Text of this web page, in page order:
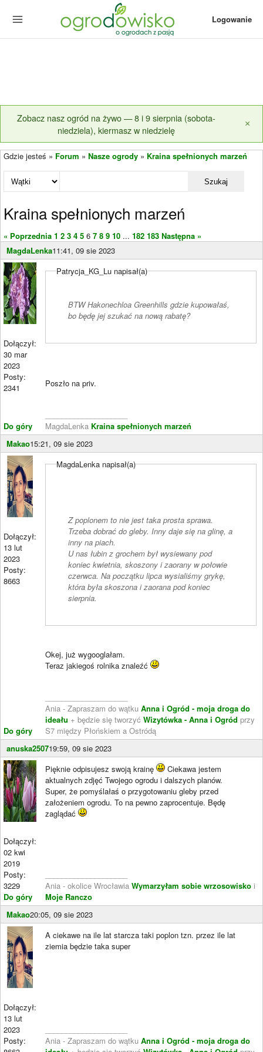
Logowanie
Zobacz nasz ogród na żywo — 8 i 9 sierpnia (sobota-
niedziela), kiermasz w niedzielę
×
Gdzie jesteś » Forum » Nasze ogrody » Kraina spełnionych marzeń
Szukaj
Kraina spełnionych marzeń
« Poprzednia 1 2 3 4 5 6 7 8 9 10 ... 182 183 Następna »
MagdaLenka11:41, 09 sie 2023
Dołączył:
30 mar
2023
Posty:
2341
Do góry
Patrycja_KG_Lu napisał(a)
BTW Hakonechloa Greenhills gdzie kupowałaś,
bo będę jej szukać na nową rabatę?
Poszło na priv.
MagdaLenka Kraina spełnionych marzeń
Makao15:21, 09 sie 2023
Dołączył:
13 lut
2023
Posty:
8663
Do góry
MagdaLenka napisał(a)
Z poplonem to nie jest taka prosta sprawa.
Trzeba dobrać do gleby. Inny daje się na glinę, a
inny na piach.
U nas łubin z grochem był wysiewany pod
koniec kwietnia, skoszony i zaorany w połowie
czerwca. Na początku lipca wysialiśmy grykę,
która była skoszona i zaorana pod koniec
sierpnia.
Okej, już wygooglałam.
Teraz jakiegoś rolnika znaleźć
Ania - Zapraszam do wątku Anna i Ogród - moja droga do
ideału + będzie się tworzyć Wizytówka - Anna i Ogród przy
S7 między Płońskiem a Ostródą
anuska250719:59, 09 sie 2023
Dołączył:
02 kwi
2019
Posty:
3229
Do góry
Pięknie odpisujesz swoją krainę
Ciekawa jestem
aktualnych zdjęć Twojego ogrodu i dalszych planów.
Super, że pomyślałaś o przygotowaniu gleby przed
założeniem ogrodu. To na pewno zaprocentuje. Będę
zaglądać
Ania - okolice Wrocławia Wymarzyłam sobie wrzosowisko i
Moje Ranczo
Makao20:05, 09 sie 2023
Dołączył:
13 lut
2023
Posty:
A ciekawe na ile lat starcza taki poplon tzn. przez ile lat
ziemia będzie taka super
Ania - Zapraszam do wątku Anna i Ogród - moja droga do